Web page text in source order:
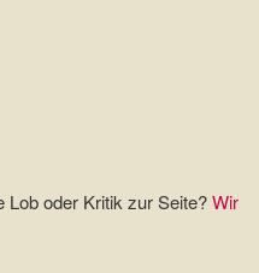
Lob oder Kritik zur Seite?Wir